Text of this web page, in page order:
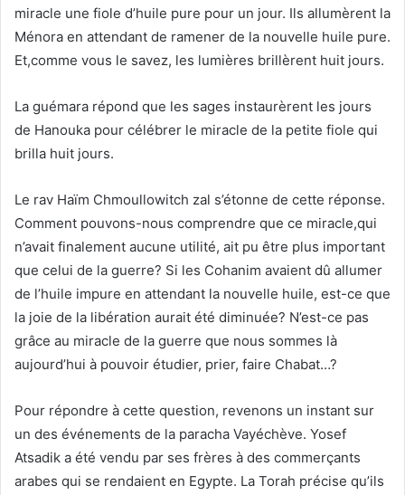
miracle une fiole d’huile pure pour un jour. Ils allumèrent la
Ménora en attendant de ramener de la nouvelle huile pure.
Et,comme vous le savez, les lumières brillèrent huit jours.
La guémara répond que les sages instaurèrent les jours
de Hanouka pour célébrer le miracle de la petite fiole qui
brilla huit jours.
Le rav Haïm Chmoullowitch zal s’étonne de cette réponse.
Comment pouvons-nous comprendre que ce miracle,qui
n’avait finalement aucune utilité, ait pu être plus important
que celui de la guerre? Si les Cohanim avaient dû allumer
de l’huile impure en attendant la nouvelle huile, est-ce que
la joie de la libération aurait été diminuée? N’est-ce pas
grâce au miracle de la guerre que nous sommes là
aujourd’hui à pouvoir étudier, prier, faire Chabat…?
Pour répondre à cette question, revenons un instant sur
un des événements de la paracha Vayéchève. Yosef
Atsadik a été vendu par ses frères à des commerçants
arabes qui se rendaient en Egypte. La Torah précise qu’ils